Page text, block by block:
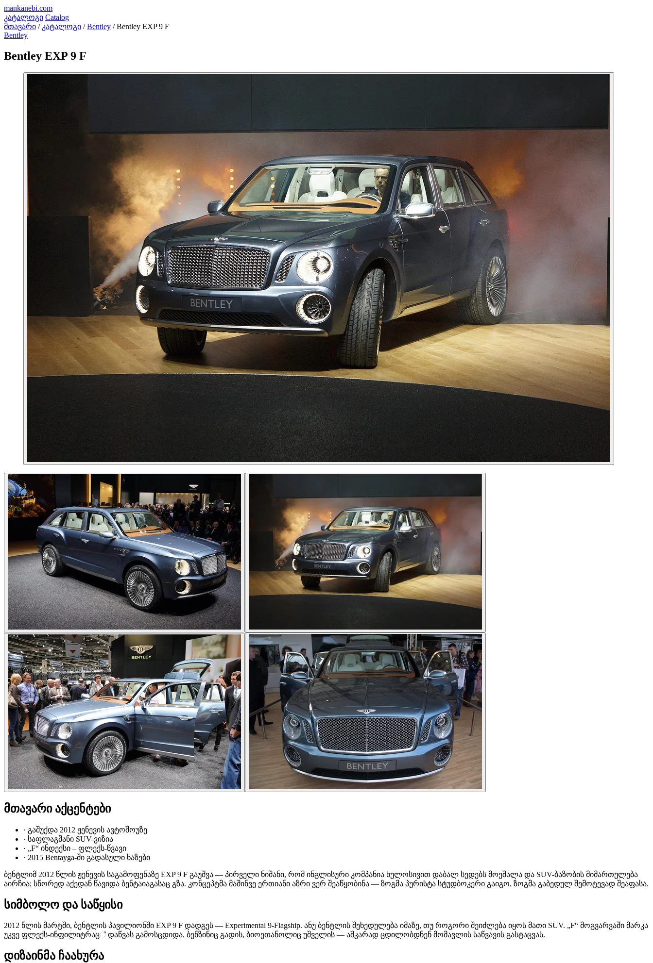
mankanebi.com
კატალოგი Catalog
მთავარი / კატალოგი / Bentley / Bentley EXP 9 F
Bentley
Bentley EXP 9 F
მთავარი აქცენტები
· გაშუქდა 2012 ჟენევის ავტოშოუზე
· საფლაგმანი SUV-ვიზია
· „F“ ინდექსი – ფლექს-წვავი
· 2015 Bentayga-ში გადასული ხაზები
ბენტლიმ 2012 წლის ჟენევის საგამოფენაზე EXP 9 F გაუშვა — პირველი ნიშანი, რომ ინგლისური კომპანია ხულოსივით დაბალ სედებს მოეშალა და SUV-ბაზობის მიმართულება
აირჩია; სწორედ აქედან წავიდა ბენტაიაგასაც გზა. კონცეპტმა მაშინვე ერთიანი აზრი ვერ შეაწყობინა — ზოგმა პურისტა სტუდბოკერი გაიგო, ზოგმა გაბედულ შემოტევად შეაფასა.
სიმბოლო და საწყისი
2012 წლის მარტში, ბენტლის პავილიონში EXP 9 F დადგეს — Experimental 9-Flagship. ანუ ბენტლის შეხედულება იმაზე, თუ როგორი შეიძლება იყოს მათი SUV. „F“ მოგვარვაში მარკა
უკვე ფლექს-ინფილიტრაც් დაწვას გამოსცდიდა, ბენზინიც გადის, ბიოეთანოლიც უშველის — აშკარად ცდილობდნენ მომავლის საწვავის გასტაცვას.
დიზაინმა ჩაახურა